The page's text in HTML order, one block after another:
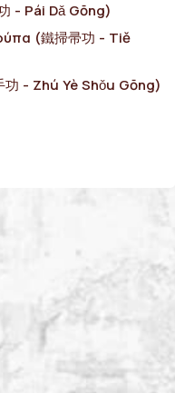
- Pái Dǎ Gōng)
(鐵掃帚功 - Tiě
- Zhú Yè Shǒu Gōng)